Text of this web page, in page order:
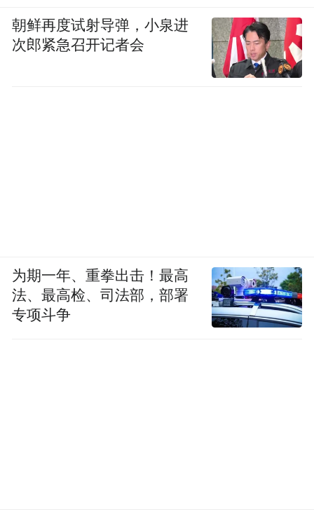
Notice: The content above (including the videos,
pictures and audios if any) is uploaded and posted
by the user of Dafeng Hao, which is a social media
platform and merely provides information storage
朝鲜再度试射导弹，小泉进
次郎紧急召开记者会
为期一年、重拳出击！最高
法、最高检、司法部，部署
专项斗争